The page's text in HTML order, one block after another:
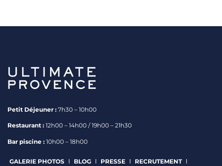
Petit Déjeuner : 7h30 – 10h00
Restaurant : 12h00 – 14h00 / 19h00 – 21h30
Bar piscine : 10h00 – 18h00
GALERIE PHOTOS BLOG PRESSE RECRUTEMENT